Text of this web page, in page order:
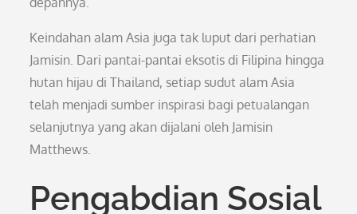
Keindahan alam Asia juga tak luput dari perhatian
Jamisin. Dari pantai-pantai eksotis di Filipina hingga
hutan hijau di Thailand, setiap sudut alam Asia
telah menjadi sumber inspirasi bagi petualangan
selanjutnya yang akan dijalani oleh Jamisin
Matthews.
Pengabdian Sosial